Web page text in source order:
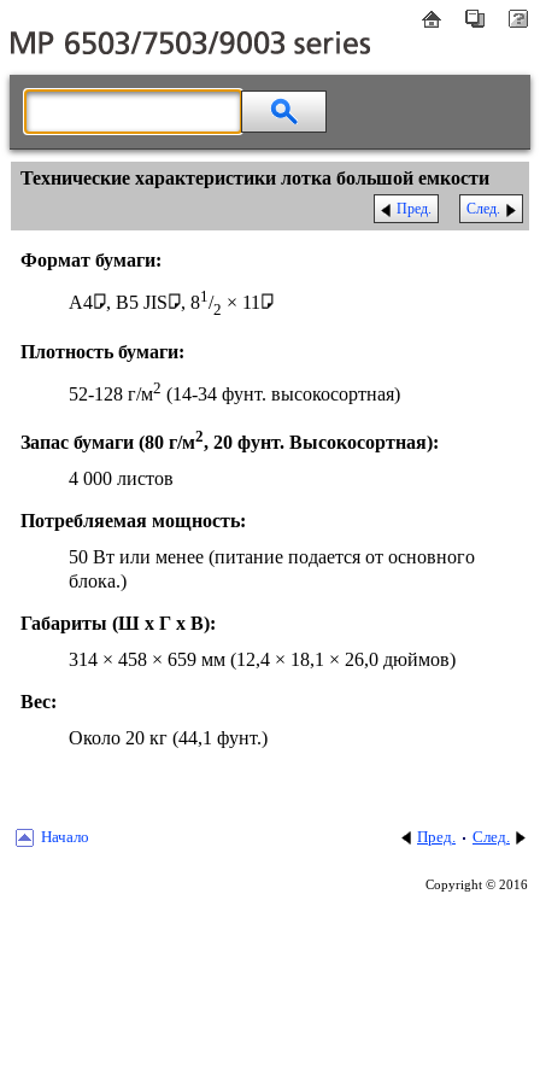
Технические характеристики лотка большой емкости
Пред. След.
Формат бумаги:
A4 , B5 JIS , 81/2 × 11
Плотность бумаги:
52-128 г/м2 (14-34 фунт. высокосортная)
Запас бумаги (80 г/м2, 20 фунт. Высокосортная):
4 000 листов
Потребляемая мощность:
50 Вт или менее (питание подается от основного
блока.)
Габариты (Ш х Г х В):
314 × 458 × 659 мм (12,4 × 18,1 × 26,0 дюймов)
Вес:
Около 20 кг (44,1 фунт.)
Начало Пред. След.
Copyright © 2016